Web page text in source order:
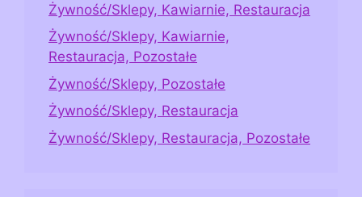
Żywność/Sklepy, Kawiarnie, Restauracja
Żywność/Sklepy, Kawiarnie,
Restauracja, Pozostałe
Żywność/Sklepy, Pozostałe
Żywność/Sklepy, Restauracja
Żywność/Sklepy, Restauracja, Pozostałe